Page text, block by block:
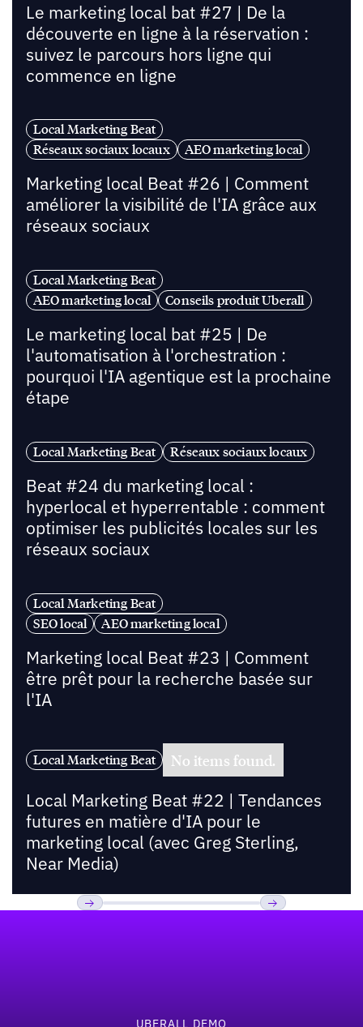
Le marketing local bat #27 | De la
découverte en ligne à la réservation :
suivez le parcours hors ligne qui
commence en ligne
Local Marketing Beat
Réseaux sociaux locaux
AEO marketing local
Marketing local Beat #26 | Comment
améliorer la visibilité de l'IA grâce aux
réseaux sociaux
Local Marketing Beat
AEO marketing local
Conseils produit Uberall
Le marketing local bat #25 | De
l'automatisation à l'orchestration :
pourquoi l'IA agentique est la prochaine
étape
Local Marketing Beat Réseaux sociaux locaux
Beat #24 du marketing local :
hyperlocal et hyperrentable : comment
optimiser les publicités locales sur les
réseaux sociaux
Local Marketing Beat
SEO local
AEO marketing local
Marketing local Beat #23 | Comment
être prêt pour la recherche basée sur
l'IA
Local Marketing Beat No items found.
Local Marketing Beat #22 | Tendances
futures en matière d'IA pour le
marketing local (avec Greg Sterling,
Near Media)
UBERALL DEMO